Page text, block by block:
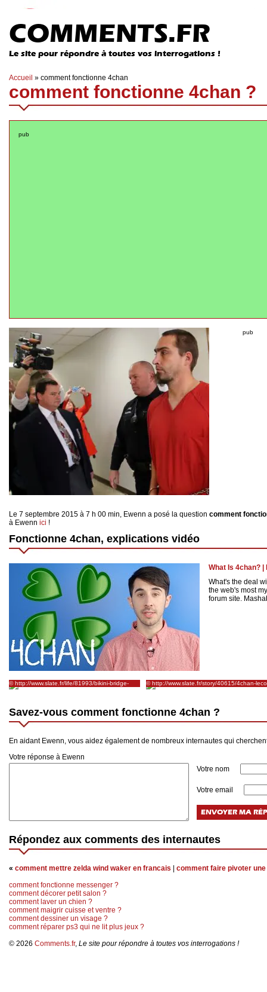
COMMENTS.FR
Le site pour répondre à toutes vos interrogations !
Accueil » comment fonctionne 4chan
comment fonctionne 4chan ?
pub
pub
Le 7 septembre 2015 à 7 h 00 min, Ewenn a posé la question comment
à Ewenn ici !
Fonctionne 4chan, explications vidéo
What Is 4chan?
What's the deal
the web's most
forum site.
© http://www.slate.fr/life/81993/bikini-bridge-
4chan-thigh-gap
© http://www.slate.fr/story/40615/4chan-
culture-internet
Savez-vous comment fonctionne 4chan ?
En aidant Ewenn, vous aidez également de nombreux internautes qui
Votre réponse à Ewenn
Votre nom
Votre email
Répondez aux comments des internautes
« comment mettre zelda wind waker en francais
comment faire pivoter
comment fonctionne messenger ?
comment décorer petit salon ?
comment laver un chien ?
comment maigrir cuisse et ventre ?
comment dessiner un visage ?
comment réparer ps3 qui ne lit plus jeux ?
© 2026 Comments.fr, Le site pour répondre à toutes vos interrogations !